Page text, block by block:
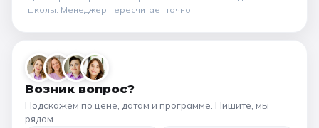
школы. Менеджер пересчитает точно.
Возник вопрос?
Подскажем по цене, датам и программе. Пишите, мы
рядом.